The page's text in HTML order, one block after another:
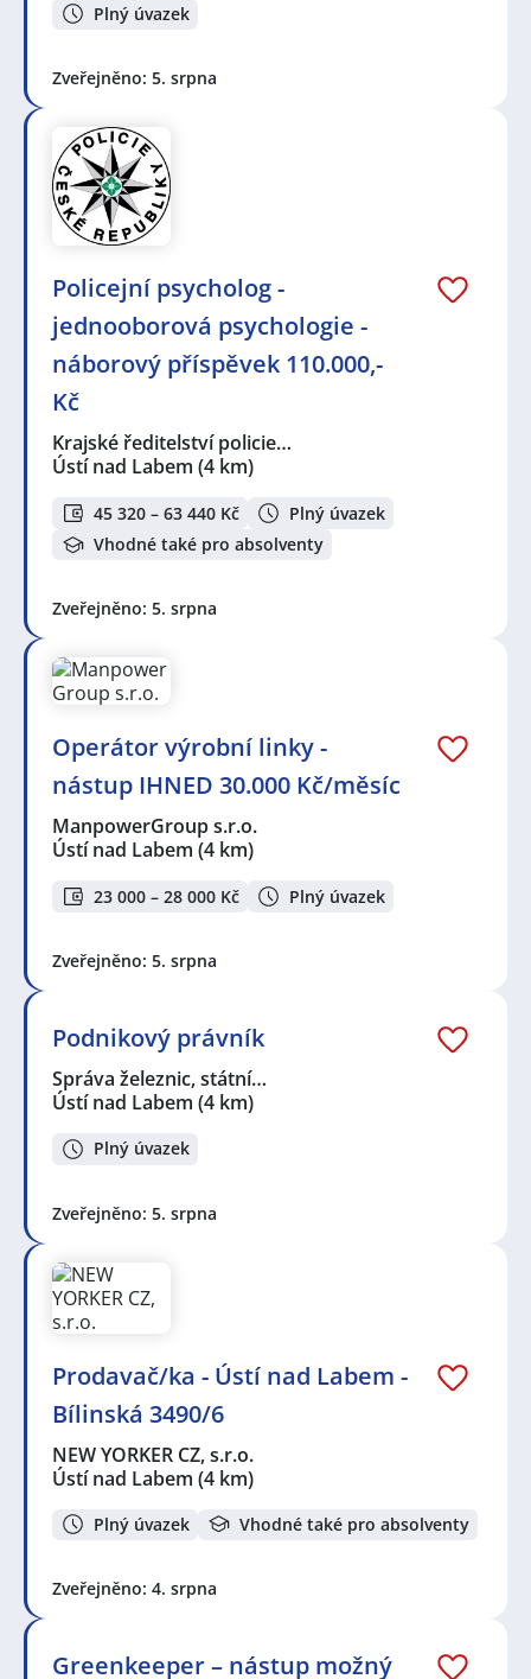
Plný úvazek
Zveřejněno: 5. srpna
Policejní psycholog -
jednooborová psychologie -
náborový příspěvek 110.000,-
Kč
Krajské ředitelství policie…
Ústí nad Labem (4 km)
45 320 – 63 440 Kč
Plný úvazek
Vhodné také pro absolventy
Zveřejněno: 5. srpna
Operátor výrobní linky -
nástup IHNED 30.000 Kč/měsíc
ManpowerGroup s.r.o.
Ústí nad Labem (4 km)
23 000 – 28 000 Kč Plný úvazek
Zveřejněno: 5. srpna
Podnikový právník
Správa železnic, státní…
Ústí nad Labem (4 km)
Plný úvazek
Zveřejněno: 5. srpna
Prodavač/ka - Ústí nad Labem -
Bílinská 3490/6
NEW YORKER CZ, s.r.o.
Ústí nad Labem (4 km)
Plný úvazek Vhodné také pro absolventy
Zveřejněno: 4. srpna
Greenkeeper – nástup možný